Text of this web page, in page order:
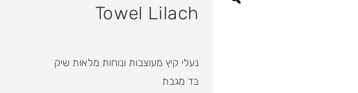
Towel Lilach
נעלי קיץ מעוצבות ונוחות מלאות שיק
בד מגבת